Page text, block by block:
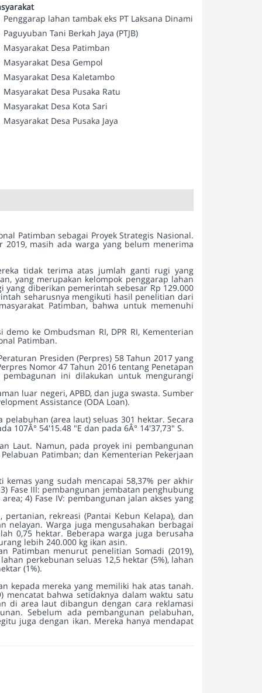
Penggarap lahan tambak eks PT Laksana Dinamika
Paguyuban Tani Berkah Jaya (PTJB)
Masyarakat Desa Patimban
Masyarakat Desa Gempol
Masyarakat Desa Kaletambo
Masyarakat Desa Pusaka Ratu
Masyarakat Desa Kota Sari
Masyarakat Desa Pusaka Jaya
Patimban sebagai Proyek Strategis Nasional.
masih ada warga yang belum menerima
tidak terima atas jumlah ganti rugi yang
yang merupakan kelompok penggarap lahan
yang diberikan pemerintah sebesar Rp 129.000
seharusnya mengikuti hasil penelitian dari
Patimban, bahwa untuk memenuhi
ke Ombudsman RI, DPR RI, Kementerian
Patimban.
Presiden (Perpres) 58 Tahun 2017 yang
Nomor 47 Tahun 2016 tentang Penetapan
ini dilakukan untuk mengurangi
luar negeri, APBD, dan juga swasta. Sumber
Assistance (ODA Loan).
(area laut) seluas 301 hektar. Secara
107Â° 54'15.48 "E dan pada 6Â° 14'37,73" S.
Laut. Namun, pada proyek ini pembangunan
Patimban; dan Kementerian Pekerjaan
yang sudah mencapai 58,37% per akhir
Fase III: pembangunan jembatan penghubung
4) Fase IV: pembangunan jalan akses yang
rekreasi (Pantai Kebun Kelapa), dan
nelayan. Warga juga mengusahakan berbagai
0,75 hektar. Beberapa warga juga berusaha
lebih 240.000 kg ikan asin.
Patimban menurut penelitian Somadi (2019),
perkebunan seluas 12,5 hektar (5%), lahan
(1%).
kepada mereka yang memiliki hak atas tanah.
mencatat bahwa setidaknya dalam waktu satu
di area laut dibangun dengan cara reklamasi
Sebelum ada pembangunan pelabuhan,
juga dengan ikan. Mereka hanya mendapat